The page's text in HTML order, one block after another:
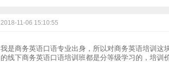
2018-11-06 15:10:55
我是商务英语口语专业出身，所以对商务英语培训这
的线下商务英语口语培训班都是分等级学习的，培训